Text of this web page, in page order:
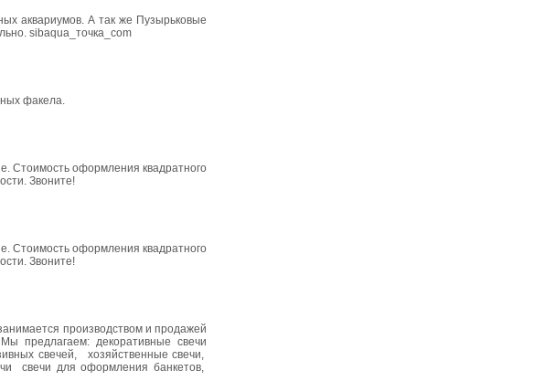
аквариумов. А так же Пузырьковые
sibaqua_точка_com
факела.
Стоимость оформления квадратного
Звоните!
Стоимость оформления квадратного
Звоните!
производством и продажей
предлагаем: декоративные свечи
свечей, хозяйственные свечи,
свечи для оформления банкетов,